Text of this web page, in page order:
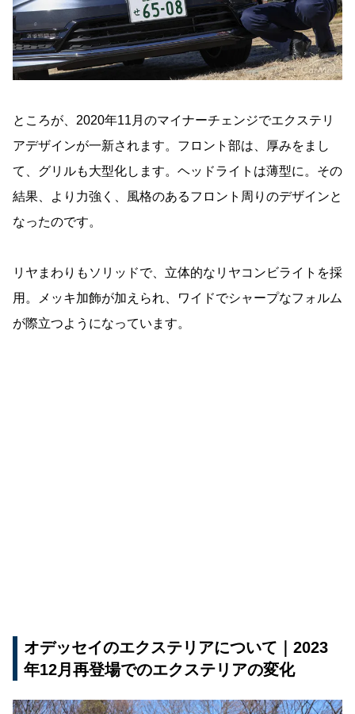
ところが、2020年11月のマイナーチェンジでエクステリ
アデザインが一新されます。フロント部は、厚みをまし
て、グリルも大型化します。ヘッドライトは薄型に。その
結果、より力強く、風格のあるフロント周りのデザインと
なったのです。
リヤまわりもソリッドで、立体的なリヤコンビライトを採
用。メッキ加飾が加えられ、ワイドでシャープなフォルム
が際立つようになっています。
オデッセイのエクステリアについて｜2023
年12月再登場でのエクステリアの変化